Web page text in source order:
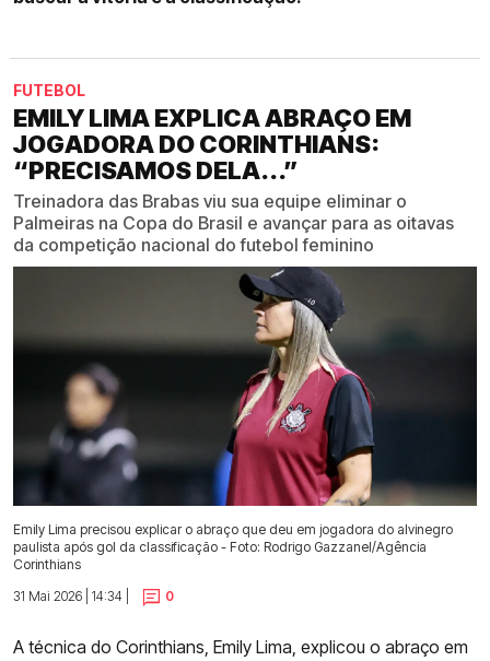
FUTEBOL
EMILY LIMA EXPLICA ABRAÇO EM
JOGADORA DO CORINTHIANS:
“PRECISAMOS DELA...”
Treinadora das Brabas viu sua equipe eliminar o
Palmeiras na Copa do Brasil e avançar para as oitavas
da competição nacional do futebol feminino
Emily Lima precisou explicar o abraço que deu em jogadora do alvinegro
paulista após gol da classificação - Foto: Rodrigo Gazzanel/Agência
Corinthians
31 Mai 2026 | 14:34 |
0
A técnica do Corinthians, Emily Lima, explicou o abraço em